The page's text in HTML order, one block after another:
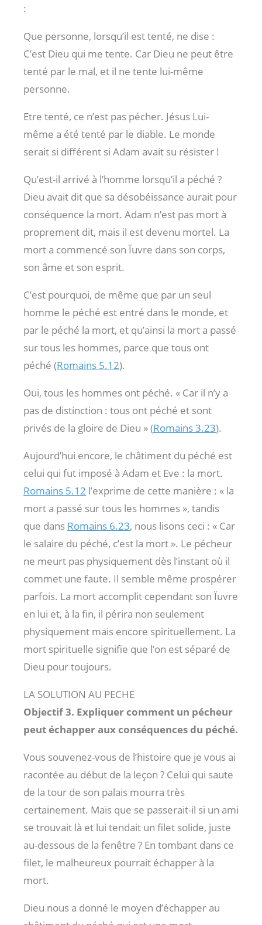
:
Que personne, lorsqu’il est tenté, ne dise :
C’est Dieu qui me tente. Car Dieu ne peut être
tenté par le mal, et il ne tente lui-même
personne.
Etre tenté, ce n’est pas pécher. Jésus Lui-
même a été tenté par le diable. Le monde
serait si différent si Adam avait su résister !
Qu’est-il arrivé à l’homme lorsqu’il a péché ?
Dieu avait dit que sa désobéissance aurait pour
conséquence la mort. Adam n’est pas mort à
proprement dit, mais il est devenu mortel. La
mort a commencé son Ïuvre dans son corps,
son âme et son esprit.
C’est pourquoi, de même que par un seul
homme le péché est entré dans le monde, et
par le péché la mort, et qu’ainsi la mort a passé
sur tous les hommes, parce que tous ont
péché (Romains 5.12).
Oui, tous les hommes ont péché. « Car il n’y a
pas de distinction : tous ont péché et sont
privés de la gloire de Dieu » (Romains 3.23).
Aujourd’hui encore, le châtiment du péché est
celui qui fut imposé à Adam et Eve : la mort.
Romains 5.12 l’exprime de cette manière : « la
mort a passé sur tous les hommes », tandis
que dans Romains 6.23, nous lisons ceci : « Car
le salaire du péché, c’est la mort ». Le pécheur
ne meurt pas physiquement dès l’instant où il
commet une faute. Il semble même prospérer
parfois. La mort accomplit cependant son Ïuvre
en lui et, à la fin, il périra non seulement
physiquement mais encore spirituellement. La
mort spirituelle signifie que l’on est séparé de
Dieu pour toujours.
LA SOLUTION AU PECHE
Objectif 3. Expliquer comment un pécheur
peut échapper aux conséquences du péché.
Vous souvenez-vous de l’histoire que je vous ai
racontée au début de la leçon ? Celui qui saute
de la tour de son palais mourra très
certainement. Mais que se passerait-il si un ami
se trouvait là et lui tendait un filet solide, juste
au-dessous de la fenêtre ? En tombant dans ce
filet, le malheureux pourrait échapper à la
mort.
Dieu nous a donné le moyen d’échapper au